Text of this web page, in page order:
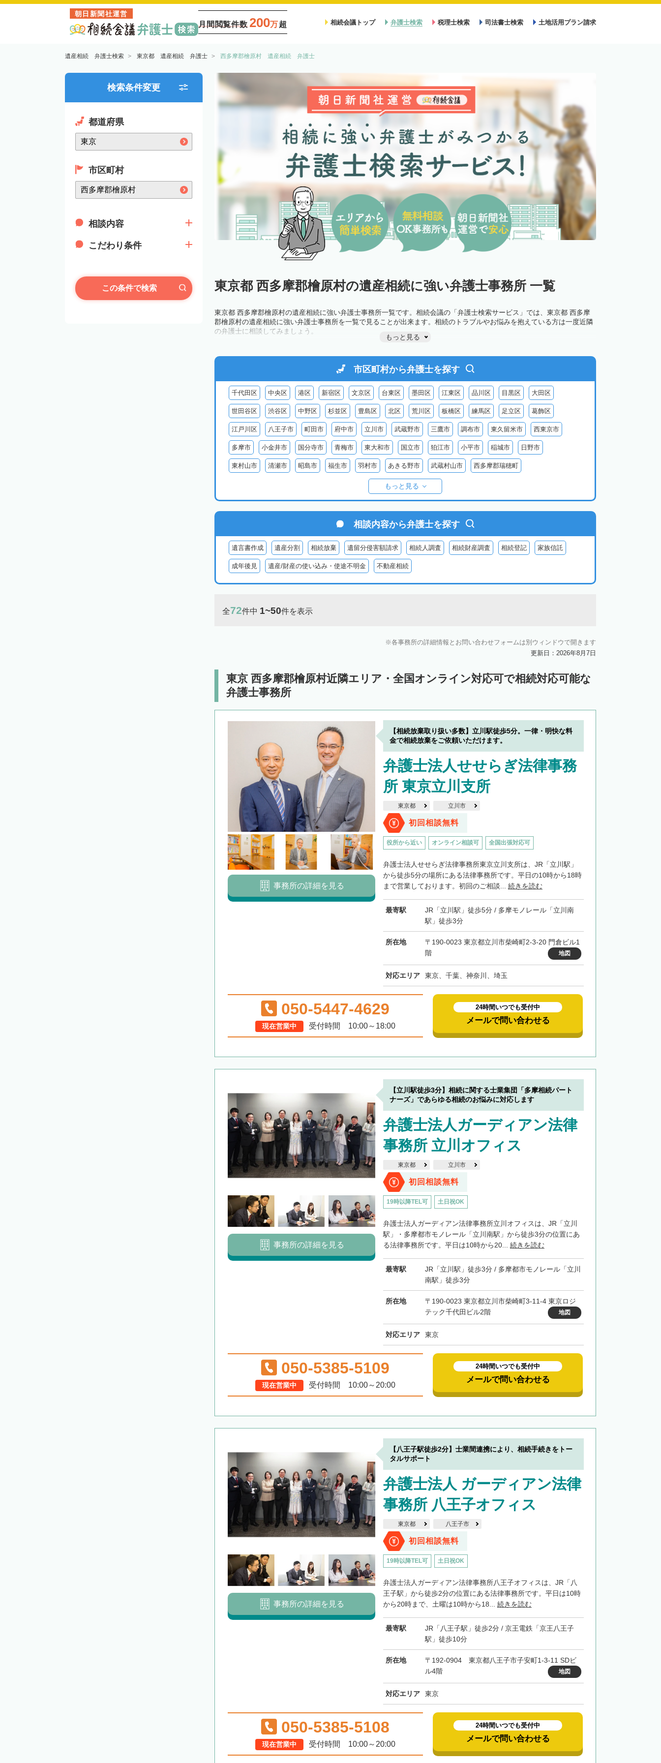
朝日新聞社運営
月間閲覧件数 200万超 相続会議トップ 弁護士検索 税理士検索 司法書士検索 土地活用プラン請求
遺産相続 弁護士検索 東京都 遺産相続 弁護士 西多摩郡檜原村 遺産相続 弁護士
検索条件変更
都道府県
市区町村
相談内容
こだわり条件
この条件で検索 東京都 西多摩郡檜原村の遺産相続に強い弁護士事務所 一覧
東京都 西多摩郡檜原村の遺産相続に強い弁護士事務所一覧です。相続会議の「弁護士検索サービス」では、東京都 西多摩
郡檜原村の遺産相続に強い弁護士事務所を一覧で見ることが出来ます。相続のトラブルやお悩みを抱えている方は一度近隣
の弁護士に相談してみましょう。
もっと見る
市区町村から弁護士を探す
千代田区 中央区 港区 新宿区 文京区 台東区 墨田区 江東区 品川区 目黒区 大田区
世田谷区 渋谷区 中野区 杉並区 豊島区 北区 荒川区 板橋区 練馬区 足立区 葛飾区
江戸川区 八王子市 町田市 府中市 立川市 武蔵野市 三鷹市 調布市 東久留米市 西東京市
多摩市 小金井市 国分寺市 青梅市 東大和市 国立市 狛江市 小平市 稲城市 日野市
東村山市 清瀬市 昭島市 福生市 羽村市 あきる野市 武蔵村山市 西多摩郡瑞穂町
西多摩郡檜原村 伊豆大島
御蔵島 八丈島 青ヶ島 小笠原村
もっと見る
相談内容から弁護士を探す
遺言書作成 遺産分割 相続放棄 遺留分侵害額請求 相続人調査 相続財産調査 相続登記 家族信託
成年後見 遺産/財産の使い込み・使途不明金 不動産相続
全72件中 1~50件を表示
各事務所の詳細情報とお問い合わせフォームは別ウィンドウで開きます
更新日：2026年8月7日
東京 西多摩郡檜原村近隣エリア・全国オンライン対応可で相続対応可能な
弁護士事務所
【相続放棄取り扱い多数】立川駅徒歩5分。一律・明快な料
金で相続放棄をご依頼いただけます。
弁護士法人せせらぎ法律事務
所 東京立川支所
東京都 立川市
初回相談無料
役所から近い オンライン相談可 全国出張対応可
弁護士法人せせらぎ法律事務所東京立川支所は、JR「立川駅」
から徒歩5分の場所にある法律事務所です。平日の10時から18時
まで営業しております。初回のご相談... 続きを読む
最寄駅
JR「立川駅」徒歩5分 / 多摩モノレール「立川南
駅」徒歩3分
所在地
〒190-0023 東京都立川市柴崎町2-3-20 門倉ビル1
階
地図
対応エリア 東京、千葉、神奈川、埼玉
事務所の詳細を見る
050-5447-4629
現在営業中 受付時間 10:00～18:00
24時間いつでも受付中
メールで問い合わせる
【立川駅徒歩3分】相続に関する士業集団「多摩相続パート
ナーズ」であらゆる相続のお悩みに対応します
弁護士法人ガーディアン法律
事務所 立川オフィス
東京都 立川市
初回相談無料
19時以降TEL可 土日祝OK
弁護士法人ガーディアン法律事務所立川オフィスは、JR「立川
駅」・多摩都市モノレール「立川南駅」から徒歩3分の位置にあ
る法律事務所です。平日は10時から20... 続きを読む
最寄駅
JR「立川駅」徒歩3分 / 多摩都市モノレール「立川
南駅」徒歩3分
所在地
〒190-0023 東京都立川市柴崎町3-11-4 東京ロジ
テック千代田ビル2階
地図
対応エリア 東京
事務所の詳細を見る
050-5385-5109
現在営業中 受付時間 10:00～20:00
24時間いつでも受付中
メールで問い合わせる
【八王子駅徒歩2分】士業間連携により、相続手続きをトー
タルサポート
弁護士法人 ガーディアン法律
事務所 八王子オフィス
東京都 八王子市
初回相談無料
19時以降TEL可 土日祝OK
弁護士法人ガーディアン法律事務所八王子オフィスは、JR「八
王子駅」から徒歩2分の位置にある法律事務所です。平日は10時
から20時まで、土曜は10時から18... 続きを読む
最寄駅
JR「八王子駅」徒歩2分 / 京王電鉄「京王八王子
駅」徒歩10分
所在地
〒192-0904 東京都八王子市子安町1-3-11 SDビ
ル4階
地図
対応エリア 東京
事務所の詳細を見る
050-5385-5108
現在営業中 受付時間 10:00～20:00
24時間いつでも受付中
メールで問い合わせる